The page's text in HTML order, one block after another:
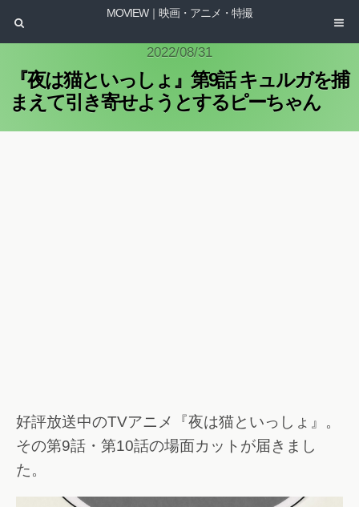
MOVIEW｜映画・アニメ・特撮
2022/08/31
『夜は猫といっしょ』第9話 キュルガを捕
まえて引き寄せようとするピーちゃん
好評放送中のTVアニメ『夜は猫といっしょ』。
その第9話・第10話の場面カットが届きまし
た。